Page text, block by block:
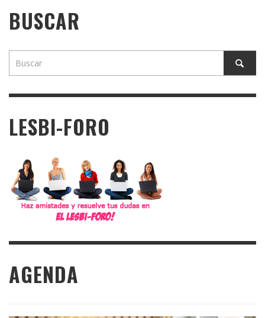
BUSCAR
LESBI-FORO
AGENDA